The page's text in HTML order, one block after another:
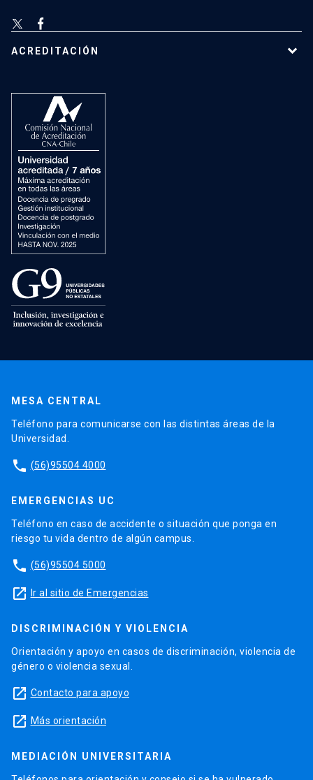
ACREDITACIÓN
MESA CENTRAL
Teléfono para comunicarse con las distintas áreas de la
Universidad.
phone (56)95504 4000
EMERGENCIAS UC
Teléfono en caso de accidente o situación que ponga en
riesgo tu vida dentro de algún campus.
phone (56)95504 5000
launch Ir al sitio de Emergencias
DISCRIMINACIÓN Y VIOLENCIA
Orientación y apoyo en casos de discriminación, violencia de
género o violencia sexual.
launch Contacto para apoyo
launch Más orientación
MEDIACIÓN UNIVERSITARIA